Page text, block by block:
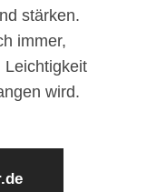
stärken.
immer,
Leichtigkeit
wird.